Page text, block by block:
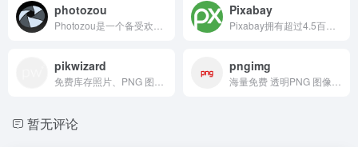
photozou Pixabay
pikwizard pngimg
暂无评论